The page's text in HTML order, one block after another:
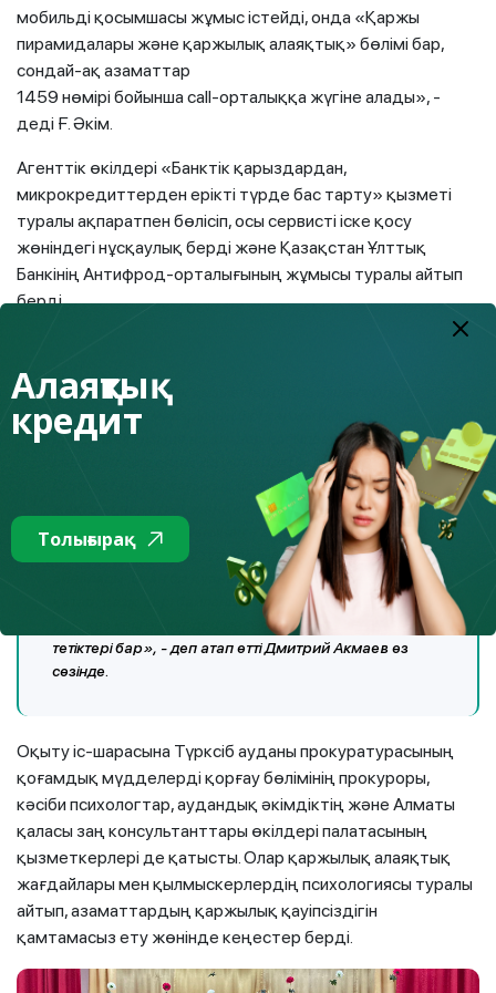
мобильді қосымшасы жұмыс істейді, онда «Қаржы
пирамидалары және қаржылық алаяқтық» бөлімі бар,
сондай-ақ азаматтар
1459 нөмірі бойынша call-орталыққа жүгіне алады», -
деді Ғ. Әкім.
Агенттік өкілдері «Банктік қарыздардан,
микрокредиттерден ерікті түрде бас тарту» қызметі
туралы ақпаратпен бөлісіп, осы сервисті іске қосу
жөніндегі нұсқаулық берді және Қазақстан Ұлттық
Банкінің Антифрод-орталығының жұмысы туралы айтып
берді.
«Қазіргі қаржылық қызметтерді тұтынушылардың
басты проблемаларының бірі қаржы өнімдерін
пайдалану кезінде шешімдер қабылдауда құзыреттілік
пен зейін деңгейінің жеткіліксіздігі болып отыр.
Сондықтан, бір жағынан, біздің міндетіміз – жан-
жақты ақпараттық және консультациялық қолдау
көрсету, ал екінші жағынан – ақпаратты іздеу және
онымен жұмыс істеу тұтынушылардың өз міндетіне
айналады. Оған біз қуана көмектесеміз. Сонымен
қатар, қазір кері байланыс берудің де, тұтынушылар
үшін кез келген күрделі мәселені шешудің де тиімді
тетіктері бар», - деп атап өтті Дмитрий Акмаев өз
сөзінде.
Оқыту іс-шарасына Түрксіб ауданы прокуратурасының
қоғамдық мүдделерді қорғау бөлімінің прокуроры,
кәсіби психологтар, аудандық әкімдіктің және Алматы
қаласы заң консультанттары өкілдері палатасының
қызметкерлері де қатысты. Олар қаржылық алаяқтық
жағдайлары мен қылмыскерлердің психологиясы туралы
айтып, азаматтардың қаржылық қауіпсіздігін
қамтамасыз ету жөнінде кеңестер берді.
Алаяқтық
кредит
Толығырақ